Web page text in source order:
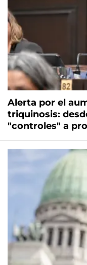
Alerta por el
triquinosis:
"controles" a